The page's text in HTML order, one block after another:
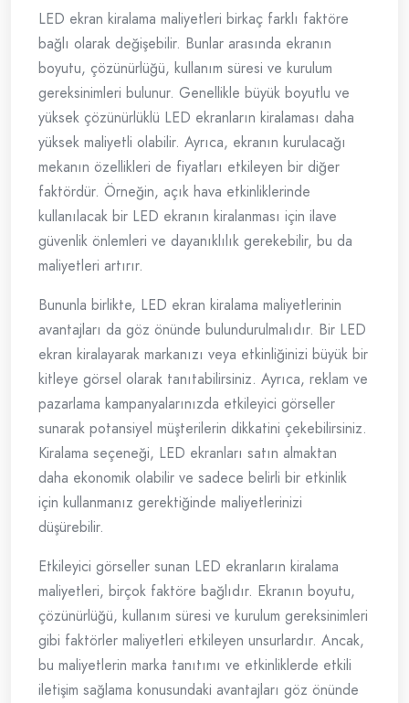
LED ekran kiralama maliyetleri birkaç farklı faktöre
bağlı olarak değişebilir. Bunlar arasında ekranın
boyutu, çözünürlüğü, kullanım süresi ve kurulum
gereksinimleri bulunur. Genellikle büyük boyutlu ve
yüksek çözünürlüklü LED ekranların kiralaması daha
yüksek maliyetli olabilir. Ayrıca, ekranın kurulacağı
mekanın özellikleri de fiyatları etkileyen bir diğer
faktördür. Örneğin, açık hava etkinliklerinde
kullanılacak bir LED ekranın kiralanması için ilave
güvenlik önlemleri ve dayanıklılık gerekebilir, bu da
maliyetleri artırır.
Bununla birlikte, LED ekran kiralama maliyetlerinin
avantajları da göz önünde bulundurulmalıdır. Bir LED
ekran kiralayarak markanızı veya etkinliğinizi büyük bir
kitleye görsel olarak tanıtabilirsiniz. Ayrıca, reklam ve
pazarlama kampanyalarınızda etkileyici görseller
sunarak potansiyel müşterilerin dikkatini çekebilirsiniz.
Kiralama seçeneği, LED ekranları satın almaktan
daha ekonomik olabilir ve sadece belirli bir etkinlik
için kullanmanız gerektiğinde maliyetlerinizi
düşürebilir.
Etkileyici görseller sunan LED ekranların kiralama
maliyetleri, birçok faktöre bağlıdır. Ekranın boyutu,
çözünürlüğü, kullanım süresi ve kurulum gereksinimleri
gibi faktörler maliyetleri etkileyen unsurlardır. Ancak,
bu maliyetlerin marka tanıtımı ve etkinliklerde etkili
iletişim sağlama konusundaki avantajları göz önünde